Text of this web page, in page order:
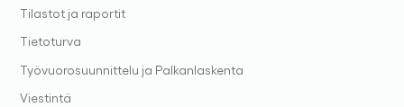
Tilastot ja raportit
Tietoturva
Työvuorosuunnittelu ja Palkanlaskenta
Viestintä